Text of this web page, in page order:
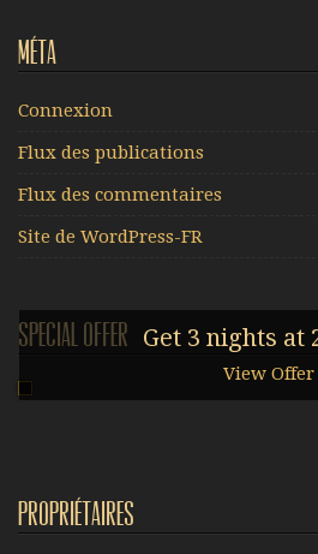
Méta
Connexion
Flux des publications
Flux des commentaires
Site de WordPress-FR
Special offer Get 3 nights at
View Offer
Propriétaires